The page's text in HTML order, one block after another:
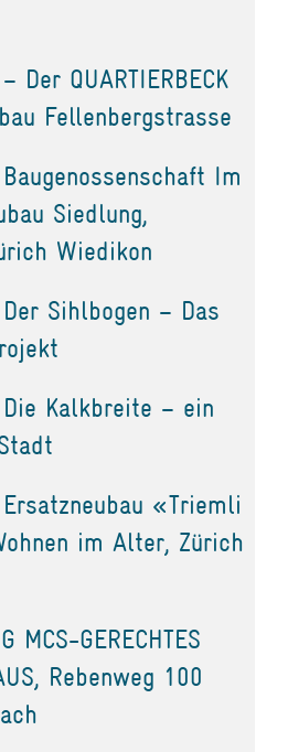
Der QUARTIERBECK
Fellenbergstrasse
Im
Siedlung,
Wiedikon
Sihlbogen – Das
Kalkbreite – ein
«Triemli
im Alter, Zürich
MCS-GERECHTES
Rebenweg 100